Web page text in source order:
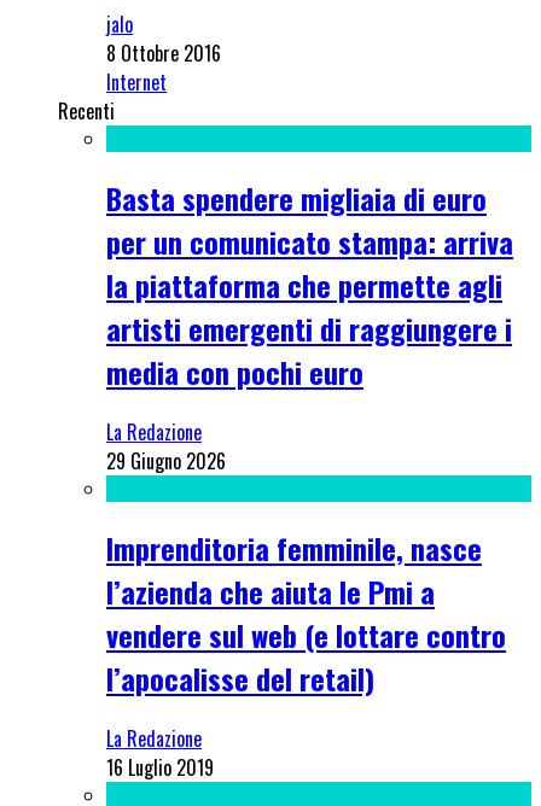
jalo
8 Ottobre 2016
Internet
Recenti
Basta spendere migliaia di euro
per un comunicato stampa: arriva
la piattaforma che permette agli
artisti emergenti di raggiungere i
media con pochi euro
La Redazione
29 Giugno 2026
Imprenditoria femminile, nasce
l’azienda che aiuta le Pmi a
vendere sul web (e lottare contro
l’apocalisse del retail)
La Redazione
16 Luglio 2019